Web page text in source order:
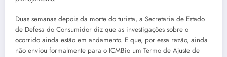
Duas semanas depois da morte do turista, a Secretaria de Estado
de Defesa do Consumidor diz que as investigações sobre o
ocorrido ainda estão em andamento. E que, por essa razão, ainda
não enviou formalmente para o ICMBio um Termo de Ajuste de